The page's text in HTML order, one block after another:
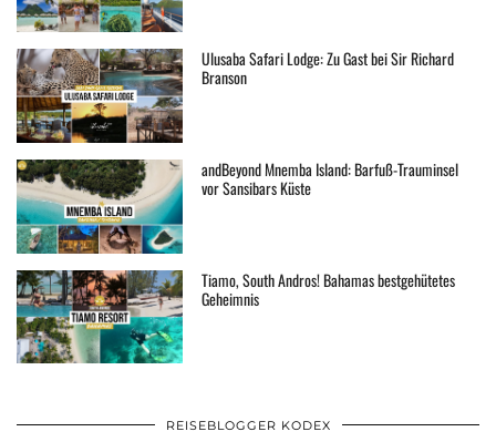
Ulusaba Safari Lodge: Zu Gast bei Sir Richard
Branson
andBeyond Mnemba Island: Barfuß-Trauminsel
vor Sansibars Küste
Tiamo, South Andros! Bahamas bestgehütetes
Geheimnis
REISEBLOGGER KODEX